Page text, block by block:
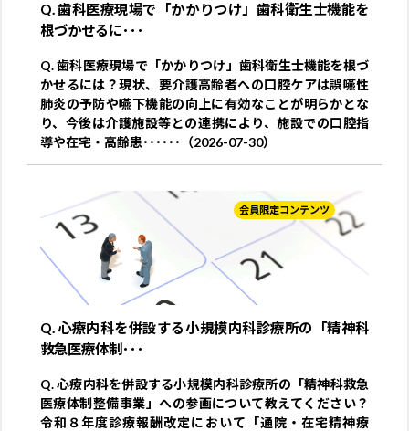
Q. 歯科医療現場で「かかりつけ」歯科衛生士機能を
根づかせるに･･･
Q. 歯科医療現場で「かかりつけ」歯科衛生士機能を根づ
かせるには？現状、要介護高齢者への口腔ケアは誤嚥性
肺炎の予防や嚥下機能の向上に有効なことが明らかとな
り、今後は介護施設等との連携により、施設での口腔指
導や在宅・高齢患･･････（2026-07-30）
会員限定コンテンツ
Q. 心療内科を併設する小規模内科診療所の「精神科
救急医療体制･･･
Q. 心療内科を併設する小規模内科診療所の「精神科救急
医療体制整備事業」への参画について教えてください？
令和８年度診療報酬改定において「通院・在宅精神療